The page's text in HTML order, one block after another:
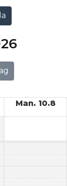
Man. 10.8